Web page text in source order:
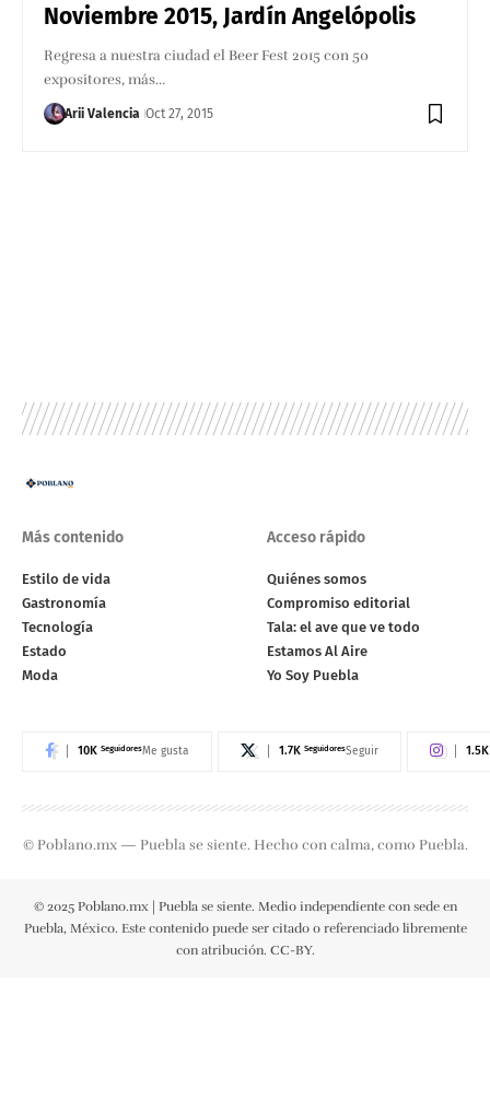
Noviembre 2015, Jardín Angelópolis
Regresa a nuestra ciudad el Beer Fest 2015 con 50
expositores, más…
Arii Valencia Oct 27, 2015
Más contenido
Estilo de vida
Gastronomía
Tecnología
Estado
Moda
Acceso rápido
Quiénes somos
Compromiso editorial
Tala: el ave que ve todo
Estamos Al Aire
Yo Soy Puebla
10K SeguidoresMe gusta 1.7K SeguidoresSeguir 1.5K
© Poblano.mx — Puebla se siente. Hecho con calma, como Puebla.
© 2025 Poblano.mx | Puebla se siente. Medio independiente con sede en
Puebla, México. Este contenido puede ser citado o referenciado libremente
con atribución. CC-BY.